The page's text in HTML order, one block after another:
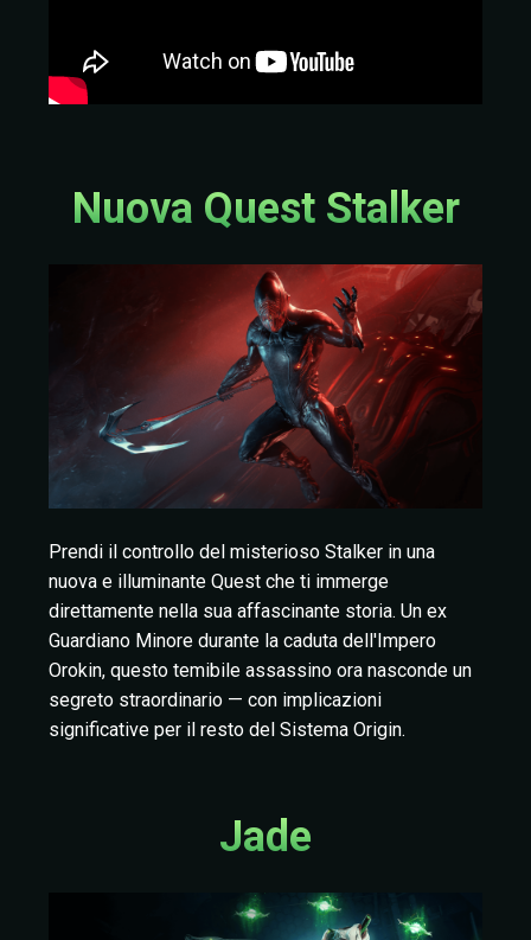
Nuova Quest Stalker
Prendi il controllo del misterioso Stalker in una
nuova e illuminante Quest che ti immerge
direttamente nella sua affascinante storia. Un ex
Guardiano Minore durante la caduta dell'Impero
Orokin, questo temibile assassino ora nasconde un
segreto straordinario — con implicazioni
significative per il resto del Sistema Origin.
Jade